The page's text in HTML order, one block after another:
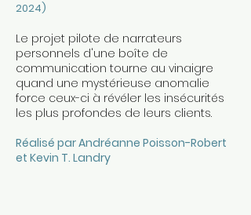
2024)
Le projet pilote de narrateurs
personnels d'une boîte de
communication tourne au vinaigre
quand une mystérieuse anomalie
force ceux-ci à révéler les insécurités
les plus profondes de leurs clients.
Réalisé par Andréanne Poisson-Robert
et Kevin T. Landry